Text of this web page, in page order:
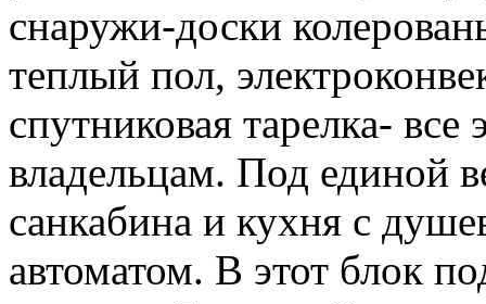
снаружи-доски
теплый пол,
спутниковая тарелка-
владельцам. Под единой
санкабина и кухня с
автоматом. В этот блок